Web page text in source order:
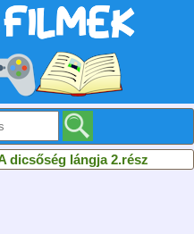
dicsőség lángja 2.rész